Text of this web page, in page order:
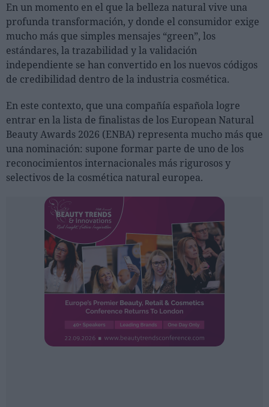
Estética
Salud
Moda
Lujo
Eventos
Agenda de actividades
Ferias sectoriales
Formaciones destacadas
Registrarse
INICIAR SESIÓN
En un momento en el que la belleza natural vive una
profunda transformación, y donde el consumidor exige
mucho más que simples mensajes “green”, los
estándares, la trazabilidad y la validación
independiente se han convertido en los nuevos códigos
de credibilidad dentro de la industria cosmética.
En este contexto, que una compañía española logre
entrar en la lista de finalistas de los European Natural
Beauty Awards 2026 (ENBA) representa mucho más que
una nominación: supone formar parte de uno de los
reconocimientos internacionales más rigurosos y
selectivos de la cosmética natural europea.